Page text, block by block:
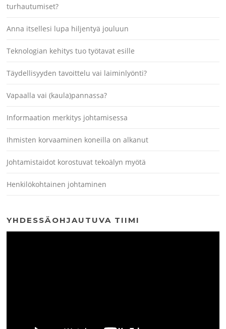
turhautumiset?
Anna itsellesi lupa hiljentyä jouluun
Teknologian kehitys tuo työtavat esille
Täydellisyyden tavoittelu vai laiminlyönti?
Vapaalla vai (kaula)pannassa?
Informaation merkitys johtamisessa
Ihmisten korvaaminen koneilla on alkanut
Johtamistaidot korostuvat tekoälyn myötä
Henkilökohtainen johtaminen
YHDESSÄOHJAUTUVA TIIMI